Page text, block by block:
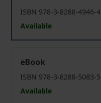
ISBN 978-3-8288-4946-4
Available
eBook
ISBN 978-3-8288-5083-5
Available